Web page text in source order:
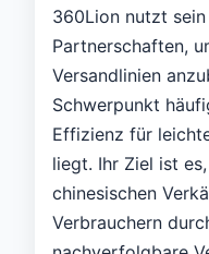
360Lion nutzt
Partnerschaften,
Versandlinien
Schwerpunkt
Effizienz für
liegt. Ihr Ziel ist
chinesischen
Verbrauchern